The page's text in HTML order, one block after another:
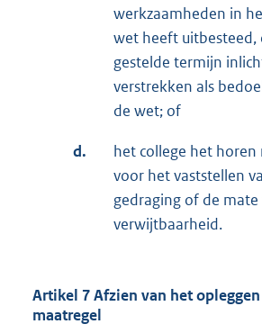
werkzaamheden in
wet heeft uitbesteed,
gestelde termijn
verstrekken als
de wet; of
d.
het college het
voor het vaststellen
gedraging of de mate
verwijtbaarheid.
Artikel 7 Afzien van het
maatregel